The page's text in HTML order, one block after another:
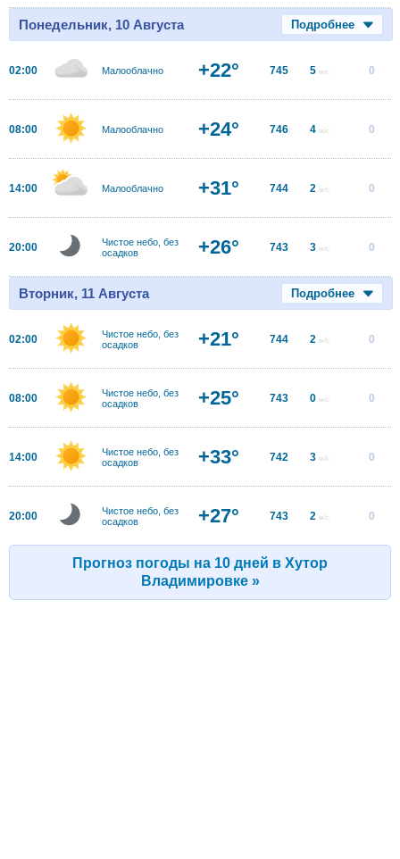
Понедельник, 10 Августа Подробнее
02:00 Малооблачно +22° 745 5 м/с 0
08:00 Малооблачно +24° 746 4 м/с 0
14:00 Малооблачно +31° 744 2 м/с 0
20:00
Чистое небо, без
осадков
+26° 743 3 м/с 0
Вторник, 11 Августа Подробнее
02:00
Чистое небо, без
осадков
+21° 744 2 м/с 0
08:00
Чистое небо, без
осадков
+25° 743 0 м/с 0
14:00
Чистое небо, без
осадков
+33° 742 3 м/с 0
20:00
Чистое небо, без
осадков
+27° 743 2 м/с 0
Прогноз погоды на 10 дней в Хутор
Владимировке »